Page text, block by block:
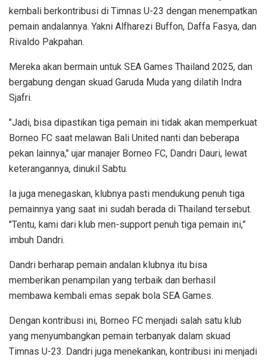
kembali berkontribusi di Timnas U-23 dengan menempatkan
pemain andalannya. Yakni Alfharezi Buffon, Daffa Fasya, dan
Rivaldo Pakpahan.
Mereka akan bermain untuk SEA Games Thailand 2025, dan
bergabung dengan skuad Garuda Muda yang dilatih Indra
Sjafri.
"Jadi, bisa dipastikan tiga pemain ini tidak akan memperkuat
Borneo FC saat melawan Bali United nanti dan beberapa
pekan lainnya," ujar manajer Borneo FC, Dandri Dauri, lewat
keterangannya, dinukil Sabtu.
Ia juga menegaskan, klubnya pasti mendukung penuh tiga
pemainnya yang saat ini sudah berada di Thailand tersebut.
"Tentu, kami dari klub men-support penuh tiga pemain ini,”
imbuh Dandri.
Dandri berharap pemain andalan klubnya itu bisa
memberikan penampilan yang terbaik dan berhasil
membawa kembali emas sepak bola SEA Games.
Dengan kontribusi ini, Borneo FC menjadi salah satu klub
yang menyumbangkan pemain terbanyak dalam skuad
Timnas U-23. Dandri juga menekankan, kontribusi ini menjadi